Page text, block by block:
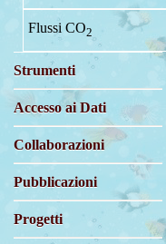
Flussi CO2
Strumenti
Accesso ai Dati
Collaborazioni
Pubblicazioni
Progetti